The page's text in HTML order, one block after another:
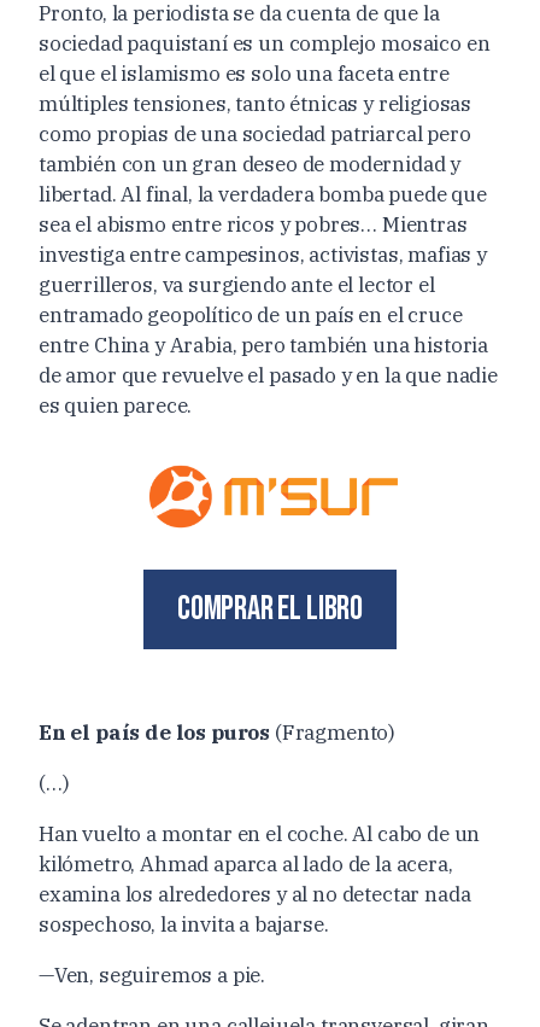
Pronto, la periodista se da cuenta de que la
sociedad paquistaní es un complejo mosaico en
el que el islamismo es solo una faceta entre
múltiples tensiones, tanto étnicas y religiosas
como propias de una sociedad patriarcal pero
también con un gran deseo de modernidad y
libertad. Al final, la verdadera bomba puede que
sea el abismo entre ricos y pobres… Mientras
investiga entre campesinos, activistas, mafias y
guerrilleros, va surgiendo ante el lector el
entramado geopolítico de un país en el cruce
entre China y Arabia, pero también una historia
de amor que revuelve el pasado y en la que nadie
es quien parece.
Comprar el libro
En el país de los puros (Fragmento)
(…)
Han vuelto a montar en el coche. Al cabo de un
kilómetro, Ahmad aparca al lado de la acera,
examina los alrededores y al no detectar nada
sospechoso, la invita a bajarse.
—Ven, seguiremos a pie.